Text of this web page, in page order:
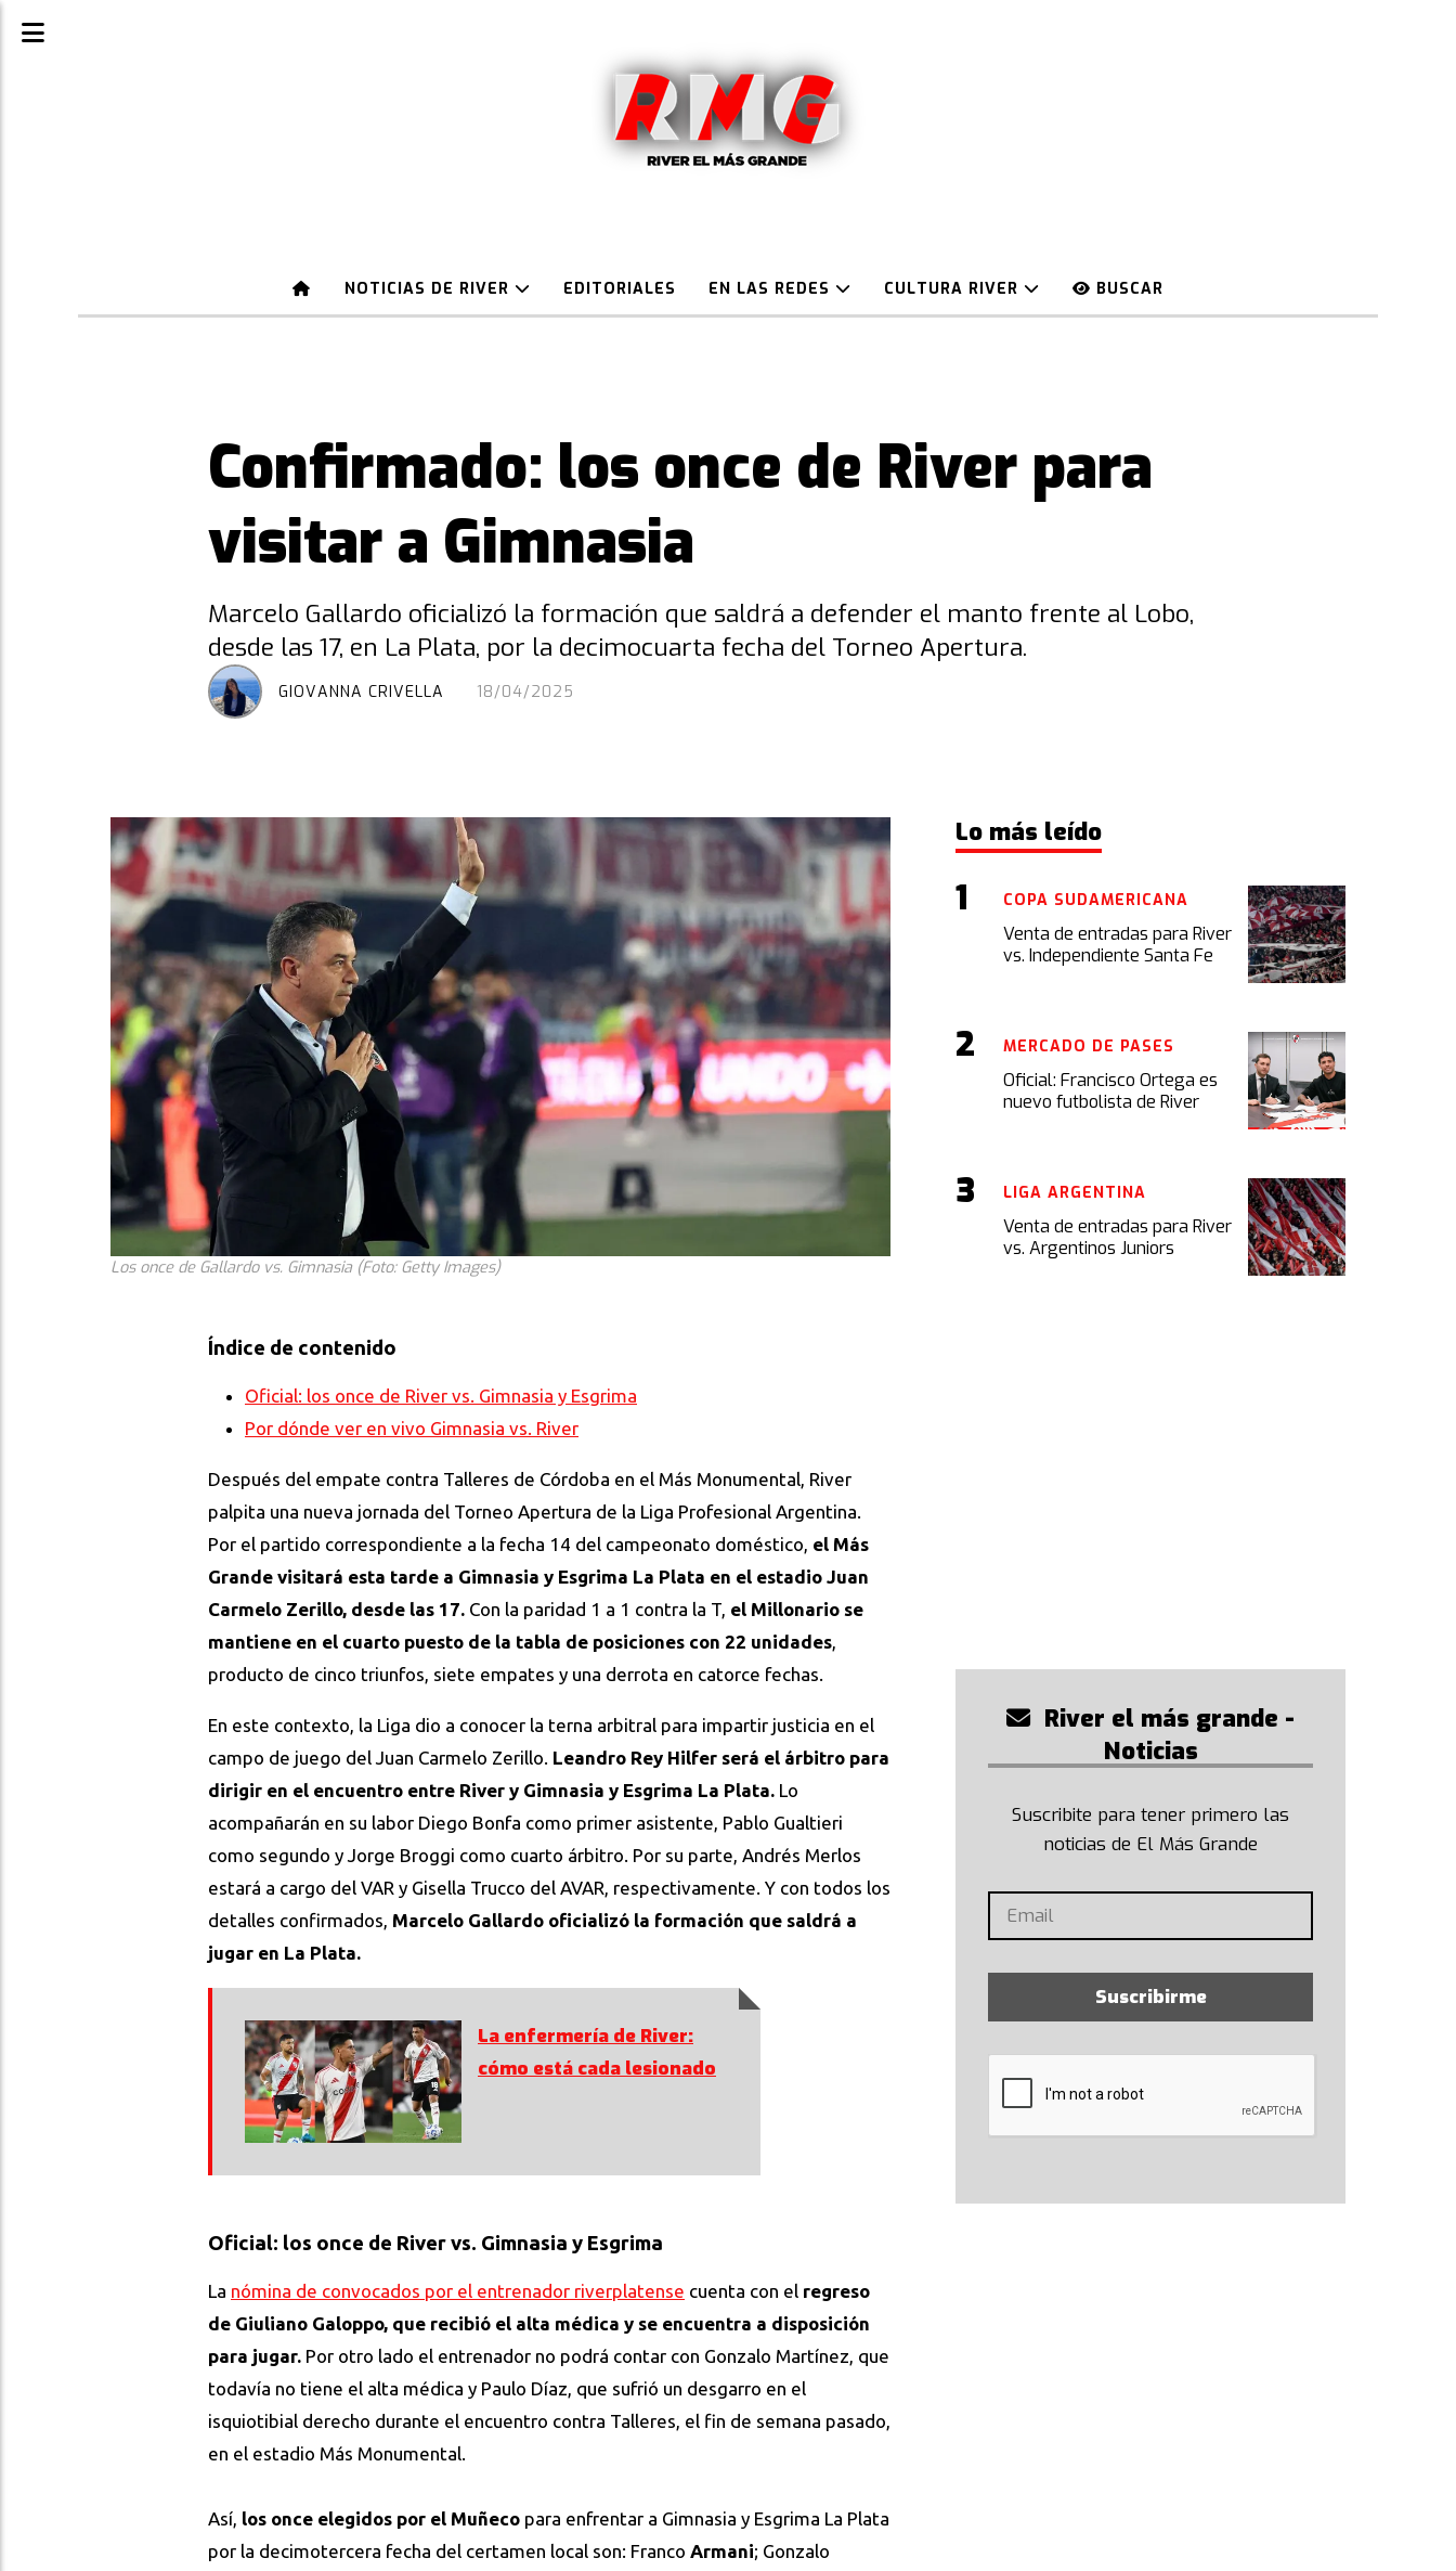
NOTICIAS DE RIVER EDITORIALES EN LAS REDES CULTURA RIVER BUSCAR
Confirmado: los once de River para
visitar a Gimnasia
Marcelo Gallardo oficializó la formación que saldrá a defender el manto frente al Lobo,
desde las 17, en La Plata, por la decimocuarta fecha del Torneo Apertura.
18/04/2025
GIOVANNA CRIVELLA
Los once de Gallardo vs. Gimnasia (Foto: Getty Images)
Índice de contenido
Oficial: los once de River vs. Gimnasia y Esgrima
Por dónde ver en vivo Gimnasia vs. River
Después del empate contra Talleres de Córdoba en el Más Monumental, River
palpita una nueva jornada del Torneo Apertura de la Liga Profesional Argentina.
Por el partido correspondiente a la fecha 14 del campeonato doméstico, el Más
Grande visitará esta tarde a Gimnasia y Esgrima La Plata en el estadio Juan
Carmelo Zerillo, desde las 17. Con la paridad 1 a 1 contra la T, el Millonario se
mantiene en el cuarto puesto de la tabla de posiciones con 22 unidades,
producto de cinco triunfos, siete empates y una derrota en catorce fechas.
En este contexto, la Liga dio a conocer la terna arbitral para impartir justicia en el
campo de juego del Juan Carmelo Zerillo. Leandro Rey Hilfer será el árbitro para
dirigir en el encuentro entre River y Gimnasia y Esgrima La Plata. Lo
acompañarán en su labor Diego Bonfa como primer asistente, Pablo Gualtieri
como segundo y Jorge Broggi como cuarto árbitro. Por su parte, Andrés Merlos
estará a cargo del VAR y Gisella Trucco del AVAR, respectivamente. Y con todos los
detalles confirmados, Marcelo Gallardo oficializó la formación que saldrá a
jugar en La Plata.
La enfermería de River:
cómo está cada lesionado
Oficial: los once de River vs. Gimnasia y Esgrima
La nómina de convocados por el entrenador riverplatense cuenta con el regreso
de Giuliano Galoppo, que recibió el alta médica y se encuentra a disposición
para jugar. Por otro lado el entrenador no podrá contar con Gonzalo Martínez, que
todavía no tiene el alta médica y Paulo Díaz, que sufrió un desgarro en el
isquiotibial derecho durante el encuentro contra Talleres, el fin de semana pasado,
en el estadio Más Monumental.
Así, los once elegidos por el Muñeco para enfrentar a Gimnasia y Esgrima La Plata
por la decimotercera fecha del certamen local son: Franco Armani; Gonzalo
Lo más leído
Venta de entradas para River
vs. Independiente Santa Fe
COPA SUDAMERICANA
Oficial: Francisco Ortega es
nuevo futbolista de River
MERCADO DE PASES
Venta de entradas para River
vs. Argentinos Juniors
LIGA ARGENTINA
River el más grande -
Noticias
Suscribite para tener primero las
noticias de El Más Grande
Suscribirme